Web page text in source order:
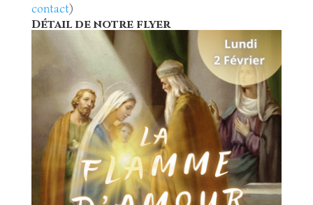
contact)
Détail de notre flyer